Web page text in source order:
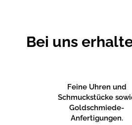
Bei uns
Feine Uhren und
Schmuckstücke
Goldschmiede-
Anfertigungen.